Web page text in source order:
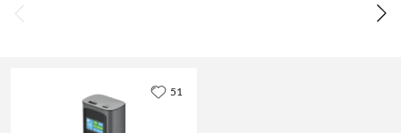
51